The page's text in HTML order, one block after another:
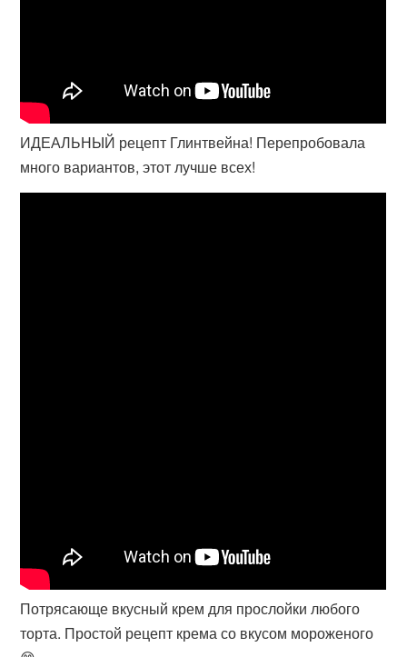
ИДЕАЛЬНЫЙ рецепт Глинтвейна! Перепробовала
много вариантов, этот лучше всех!
Потрясающе вкусный крем для прослойки любого
торта. Простой рецепт крема со вкусом мороженого